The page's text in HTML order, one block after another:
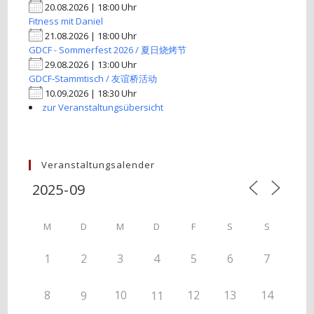
20.08.2026 | 18:00 Uhr
Fitness mit Daniel
21.08.2026 | 18:00 Uhr
GDCF - Sommerfest 2026 / 夏日烧烤节
29.08.2026 | 13:00 Uhr
GDCF-Stammtisch / 友谊桥活动
10.09.2026 | 18:30 Uhr
zur Veranstaltungsübersicht
Veranstaltungsalender
M D M D F S S
1 2 3 4 5 6 7
8 9 10 11 12 13 14